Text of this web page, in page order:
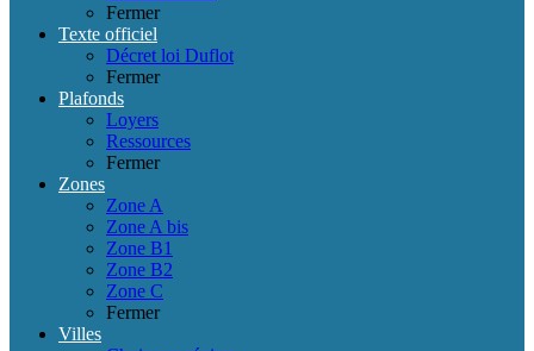
Fermer
Texte officiel
Décret loi Duflot
Fermer
Plafonds
Loyers
Ressources
Fermer
Zones
Zone A
Zone A bis
Zone B1
Zone B2
Zone C
Fermer
Villes